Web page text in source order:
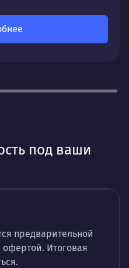
под ваши
предварительной
офертой. Итоговая